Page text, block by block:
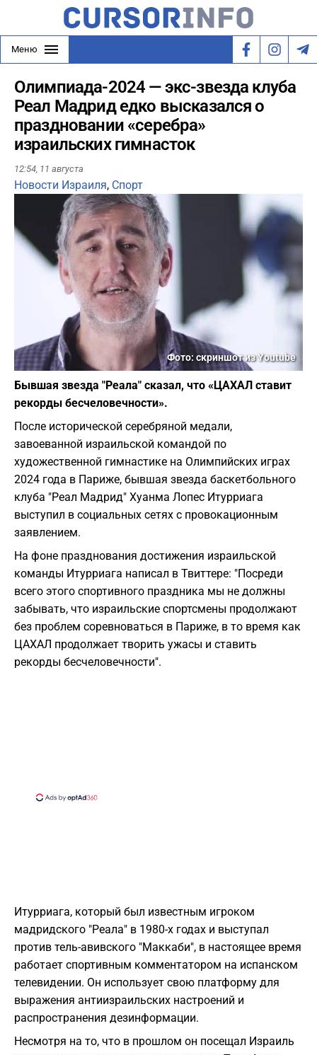
Меню
Олимпиада-2024 — экс-звезда клуба
Реал Мадрид едко высказался о
праздновании «серебра»
израильских гимнасток
12:54, 11 августа
Новости Израиля, Спорт
Фото: скриншот из Youtube
Бывшая звезда "Реала" сказал, что «ЦАХАЛ ставит
рекорды бесчеловечности».
После исторической серебряной медали,
завоеванной израильской командой по
художественной гимнастике на Олимпийских играх
2024 года в Париже, бывшая звезда баскетбольного
клуба "Реал Мадрид" Хуанма Лопес Итурриага
выступил в социальных сетях с провокационным
заявлением.
На фоне празднования достижения израильской
команды Итурриага написал в Твиттере: "Посреди
всего этого спортивного праздника мы не должны
забывать, что израильские спортсмены продолжают
без проблем соревноваться в Париже, в то время как
ЦАХАЛ продолжает творить ужасы и ставить
рекорды бесчеловечности".
Итурриага, который был известным игроком
мадридского "Реала" в 1980-х годах и выступал
против тель-авивского "Маккаби", в настоящее время
работает спортивным комментатором на испанском
телевидении. Он использует свою платформу для
выражения антиизраильских настроений и
распространения дезинформации.
Несмотря на то, что в прошлом он посещал Израиль